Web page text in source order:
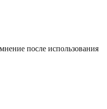
после использования